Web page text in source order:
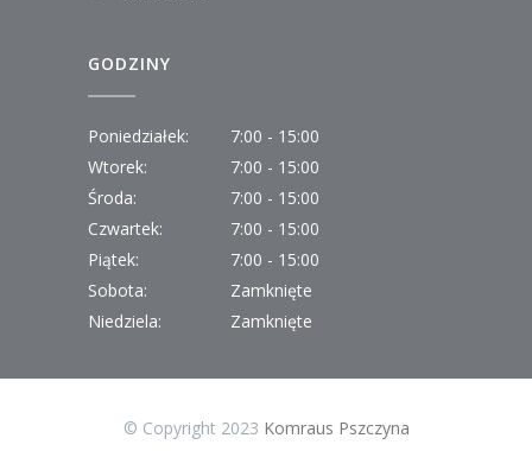
GODZINY
Poniedziałek:
7:00 - 15:00
Wtorek:
7:00 - 15:00
Środa:
7:00 - 15:00
Czwartek:
7:00 - 15:00
Piątek:
7:00 - 15:00
Sobota:
Zamknięte
Niedziela:
Zamknięte
© Copyright 2023 Komraus Pszczyna